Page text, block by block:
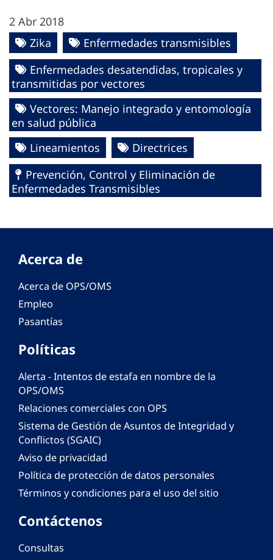
2 Abr 2018
Zika
Enfermedades transmisibles
Enfermedades desatendidas, tropicales y
transmitidas por vectores
Vectores: Manejo integrado y entomología
en salud pública
Lineamientos
Directrices
Prevención, Control y Eliminación de
Enfermedades Transmisibles
Acerca de
Acerca de OPS/OMS
Empleo
Pasantías
Políticas
Alerta - Intentos de estafa en nombre de la
OPS/OMS
Relaciones comerciales con OPS
Sistema de Gestión de Asuntos de Integridad y
Conflictos (SGAIC)
Aviso de privacidad
Política de protección de datos personales
Términos y condiciones para el uso del sitio
Contáctenos
Consultas